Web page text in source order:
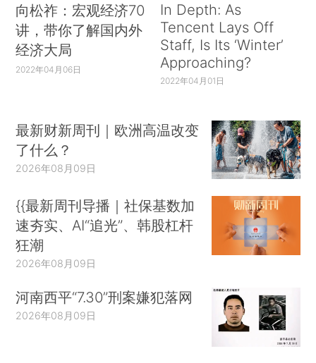
向松祚：宏观经济70
讲，带你了解国内外
经济大局
2022年04月06日
In Depth: As
Tencent Lays Off
Staff, Is Its ‘Winter’
Approaching?
2022年04月01日
最新财新周刊｜欧洲高温改变
了什么？
2026年08月09日
{{最新周刊导播｜社保基数加
速夯实、AI“追光”、韩股杠杆
狂潮
2026年08月09日
河南西平“7.30”刑案嫌犯落网
2026年08月09日